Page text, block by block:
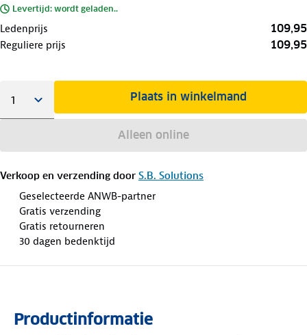
Levertijd: wordt geladen..
Ledenprijs 109,95
Reguliere prijs 109,95
Plaats in winkelmand
Alleen online
Verkoop en verzending door S.B. Solutions
Geselecteerde ANWB-partner
Gratis verzending
Gratis retourneren
30 dagen bedenktijd
Productinformatie